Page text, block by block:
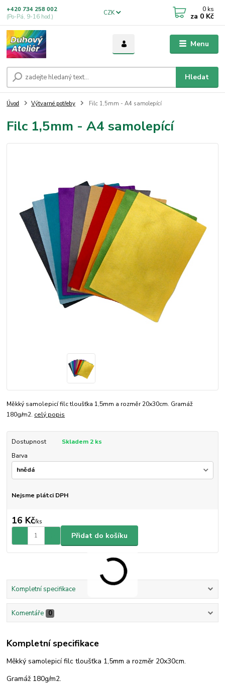
Menu
CZK
Hledat
+420 734 258 002
(Po-Pá, 9-16 hod.)
0 ks
za 0 Kč
Úvod Výtvarné potřeby Filc 1,5mm - A4 samolepící
Filc 1,5mm - A4 samolepící
Měkký samolepicí filc tloušťka 1,5mm a rozměr 20x30cm. Gramáž
180g/m2. celý popis
Dostupnost
Skladem 2 ks
Barva
Nejsme plátci DPH
16 Kč/ks
Přidat do košíku
Kompletní specifikace
Komentáře 0
Kompletní specifikace
Měkký samolepicí filc tloušťka 1,5mm a rozměr 20x30cm.
Gramáž 180g/m2.